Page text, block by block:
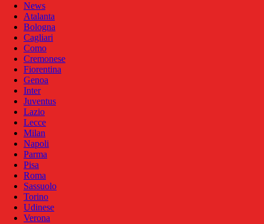
News
Atalanta
Bologna
Cagliari
Como
Cremonese
Fiorentina
Genoa
Inter
Juventus
Lazio
Lecce
Milan
Napoli
Parma
Pisa
Roma
Sassuolo
Torino
Udinese
Verona